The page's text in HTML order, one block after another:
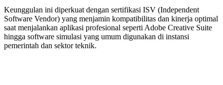
Keunggulan ini diperkuat dengan sertifikasi ISV (Independent
Software Vendor) yang menjamin kompatibilitas dan kinerja optimal
saat menjalankan aplikasi profesional seperti Adobe Creative Suite
hingga software simulasi yang umum digunakan di instansi
pemerintah dan sektor teknik.